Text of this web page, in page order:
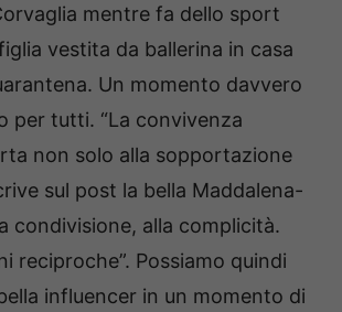
mentre fa dello sport
vestita da ballerina in casa
Un momento davvero
per tutti. “La convivenza
non solo alla sopportazione
sul post la bella Maddalena-
condivisione, alla complicità.
reciproche”. Possiamo quindi
influencer in un momento di